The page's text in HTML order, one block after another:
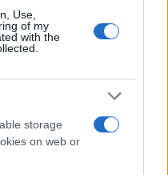
Use,
of my
with the
storage
on web or
esclusivamente
dimenticare che la
capacità di affrontare